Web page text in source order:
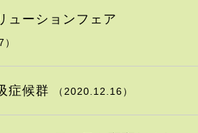
ューションフェア
症候群 （2020.12.16）